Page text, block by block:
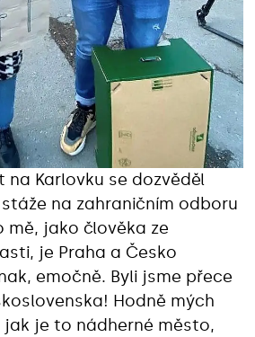
na Karlovku se dozvěděl
na zahraničním odboru
mě, jako člověka ze
je Praha a Česko
emočně. Byli jsme přece
Hodně mých
je to nádherné město,